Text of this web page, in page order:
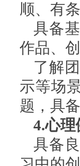
顺、有
具备
作品、
了解
示等场
题，具
4.心
具备